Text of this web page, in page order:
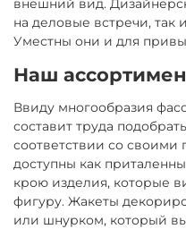
внешний вид.
на деловые встречи, так
Уместны они и для
Наш
Ввиду многообразия
составит труда
соответствии со своими
доступны как
крою изделия, которые
фигуру. Жакеты
или шнурком, который